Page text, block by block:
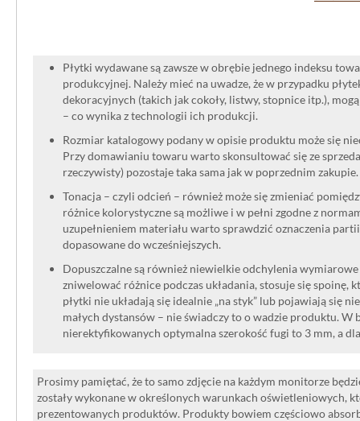
Płytki wydawane są zawsze w obrębie jednego indeksu
produkcyjnej. Należy mieć na uwadze, że w przypadku
dekoracyjnych (takich jak cokoły, listwy, stopnice itp.),
– co wynika z technologii ich produkcji.
Rozmiar katalogowy podany w opisie produktu może się
Przy domawianiu towaru warto skonsultować się ze
rzeczywisty) pozostaje taka sama jak w poprzednim zakupie.
Tonacja – czyli odcień – również może się zmieniać
różnice kolorystyczne są możliwe i w pełni zgodne z
uzupełnieniem materiału warto sprawdzić oznaczenia
dopasowane do wcześniejszych.
Dopuszczalne są również niewielkie odchylenia
zniwelować różnice podczas układania, stosuje się spoinę,
płytki nie układają się idealnie „na styk” lub pojawiają się
małych dystansów – nie świadczy to o wadzie produktu. W
nierektyfikowanych optymalna szerokość fugi to 3 mm, a
Prosimy pamiętać, że to samo zdjęcie na każdym monitorze
zostały wykonane w określonych warunkach oświetleniowych,
prezentowanych produktów. Produkty bowiem częściowo